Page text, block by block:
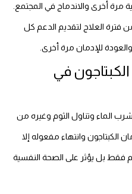
مرة أخرى والاندماج في المجتمع.
فترة العلاج لتقديم الدعم كل
للإدمان مرة أخرى.
في
الماء وتناول الثوم وغيره من
وانتهاء مفعوله إلا
فقط بل يؤثر على الصحة النفسية